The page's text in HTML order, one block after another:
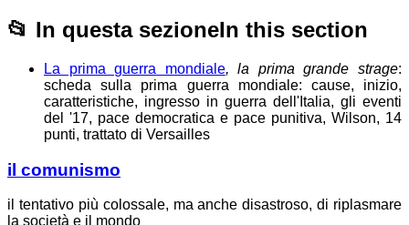
📂 In questa sezioneIn this section
La prima guerra mondiale, la prima grande strage:
scheda sulla prima guerra mondiale: cause, inizio,
caratteristiche, ingresso in guerra dell'Italia, gli eventi
del '17, pace democratica e pace punitiva, Wilson, 14
punti, trattato di Versailles
il comunismo
il tentativo più colossale, ma anche disastroso, di riplasmare
la società e il mondo